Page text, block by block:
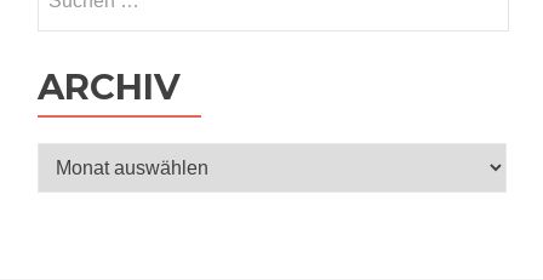
nach:
ARCHIV
Archiv